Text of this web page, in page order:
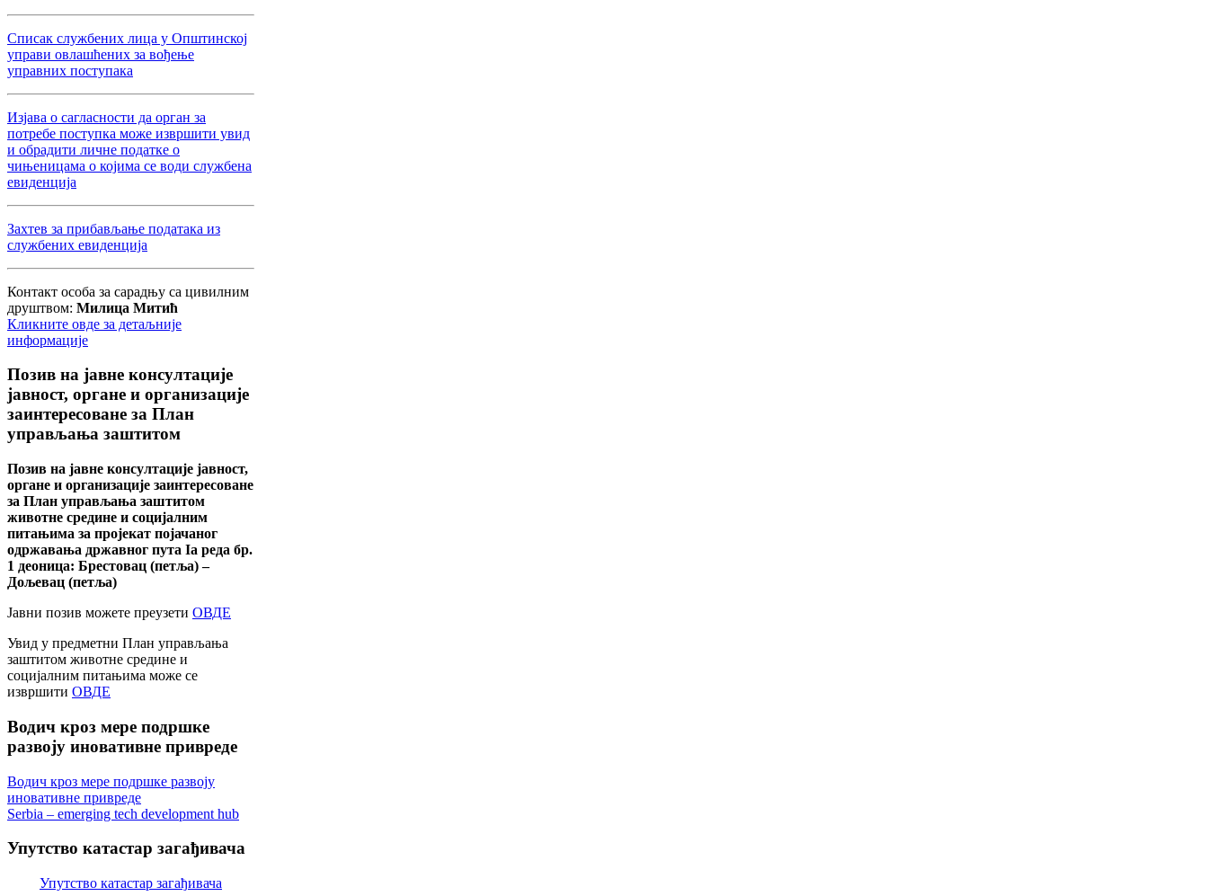
Списак службених лица у Општинској
управи овлашћених за вођење
управних поступака
Изјава о сагласности да орган за
потребе поступка може извршити увид
и обрадити личне податке о
чињеницама о којима се води службена
евиденција
Захтев за прибављање података из
службених евиденција
Контакт особа за сарадњу са цивилним
друштвом: Милица Митић
Кликните овде за детаљније
информације
Позив на јавне консултације
јавност, органе и организације
заинтересоване за План
управљања заштитом
Позив на јавне консултације јавност,
органе и организације заинтересоване
за План управљања заштитом
животне средине и социјалним
питањима за пројекат појачаног
одржавања државног пута Ia реда бр.
1 деоница: Брестовац (петља) –
Дољевац (петља)
Јавни позив можете преузети ОВДЕ
Увид у предметни План управљања
заштитом животне средине и
социјалним питањима може се
извршити ОВДЕ
Водич кроз мере подршке
развоју иновативне привреде
Водич кроз мере подршке развоју
иновативне привреде
Serbia – emerging tech development hub
Упутство катастар загађивача
Упутство катастар загађивача